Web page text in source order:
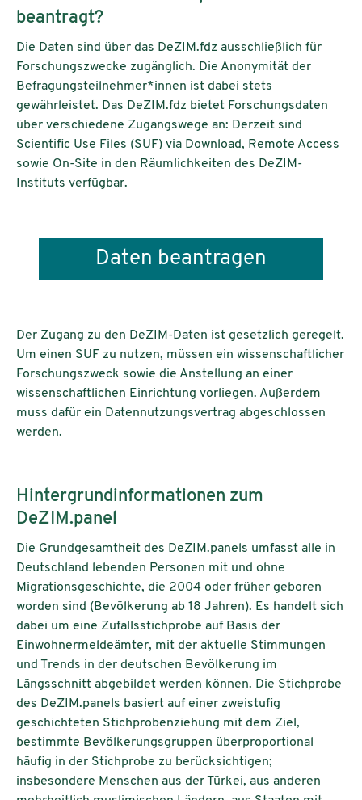
beantragt?
Die Daten sind über das DeZIM.fdz ausschließlich für
Forschungszwecke zugänglich. Die Anonymität der
Befragungsteilnehmer*innen ist dabei stets
gewährleistet. Das DeZIM.fdz bietet Forschungsdaten
über verschiedene Zugangswege an: Derzeit sind
Scientific Use Files (SUF) via Download, Remote Access
sowie On-Site in den Räumlichkeiten des DeZIM-
Instituts verfügbar.
Daten beantragen
Der Zugang zu den DeZIM-Daten ist gesetzlich geregelt.
Um einen SUF zu nutzen, müssen ein wissenschaftlicher
Forschungszweck sowie die Anstellung an einer
wissenschaftlichen Einrichtung vorliegen. Außerdem
muss dafür ein Datennutzungsvertrag abgeschlossen
werden.
Hintergrundinformationen zum
DeZIM.panel
Die Grundgesamtheit des DeZIM.panels umfasst alle in
Deutschland lebenden Personen mit und ohne
Migrationsgeschichte, die 2004 oder früher geboren
worden sind (Bevölkerung ab 18 Jahren). Es handelt sich
dabei um eine Zufallsstichprobe auf Basis der
Einwohnermeldeämter, mit der aktuelle Stimmungen
und Trends in der deutschen Bevölkerung im
Längsschnitt abgebildet werden können. Die Stichprobe
des DeZIM.panels basiert auf einer zweistufig
geschichteten Stichprobenziehung mit dem Ziel,
bestimmte Bevölkerungsgruppen überproportional
häufig in der Stichprobe zu berücksichtigen;
insbesondere Menschen aus der Türkei, aus anderen